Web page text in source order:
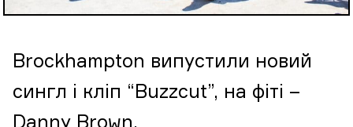
Brockhampton випустили новий
сингл і кліп “Buzzcut”, на фіті –
Danny Brown.